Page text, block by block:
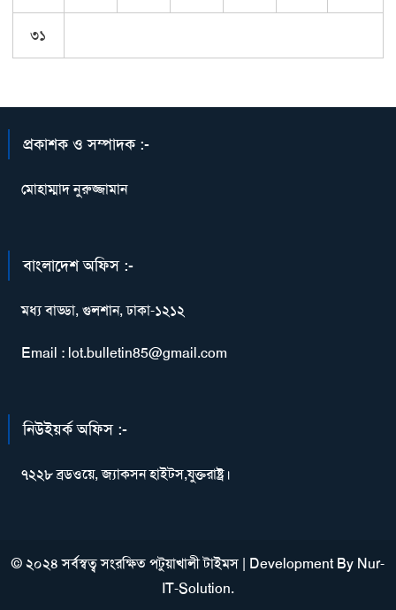
৩১
প্রকাশক ও সম্পাদক :-
মোহাম্মাদ নুরুজ্জামান
বাংলাদেশ অফিস :-
মধ্য বাড্ডা, গুলশান, ঢাকা-১২১২
Email : lot.bulletin85@gmail.com
নিউইয়র্ক অফিস :-
৭২২৮ ব্রডওয়ে, জ্যাকসন হাইটস,যুক্তরাষ্ট্র।
© ২০২৪ সর্বস্বত্ব সংরক্ষিত পটুয়াখালী টাইমস | Development By Nur-
IT-Solution.